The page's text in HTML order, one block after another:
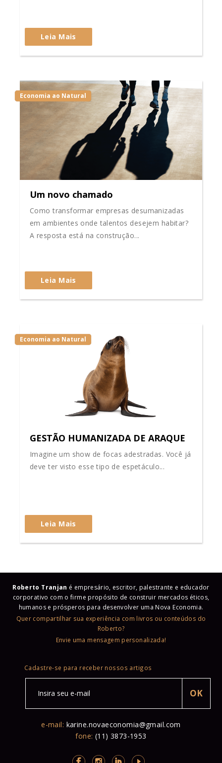
Leia Mais
Economia ao Natural
Um novo chamado
Como transformar empresas desumanizadas
em ambientes onde talentos desejem habitar?
A resposta está na construção...
Leia Mais
Economia ao Natural
GESTÃO HUMANIZADA DE ARAQUE
Imagine um show de focas adestradas. Você já
deve ter visto esse tipo de espetáculo...
Leia Mais
Roberto Tranjan é empresário, escritor, palestrante e educador
corporativo com o firme propósito de construir mercados éticos,
humanos e prósperos para desenvolver uma Nova Economia.
Quer compartilhar sua experiência com livros ou conteúdos do
Roberto?
Envie uma mensagem personalizada!
Cadastre-se para receber nossos artigos
e-mail: karine.novaeconomia@gmail.com
fone: (11) 3873-1953